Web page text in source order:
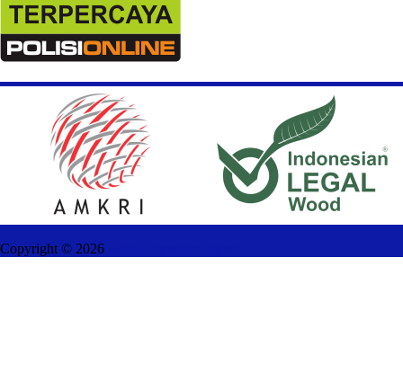
Copyright © 2026